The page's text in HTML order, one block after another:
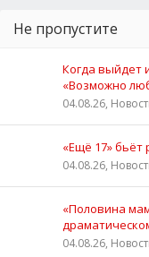
Не пропустите
Когда выйдет
«Возможно
04.08.26,
«Ещё 17»
04.08.26,
«Половина
04.08.26,